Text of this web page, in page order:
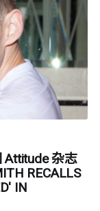
Attitude 杂志
RECALLS
IN